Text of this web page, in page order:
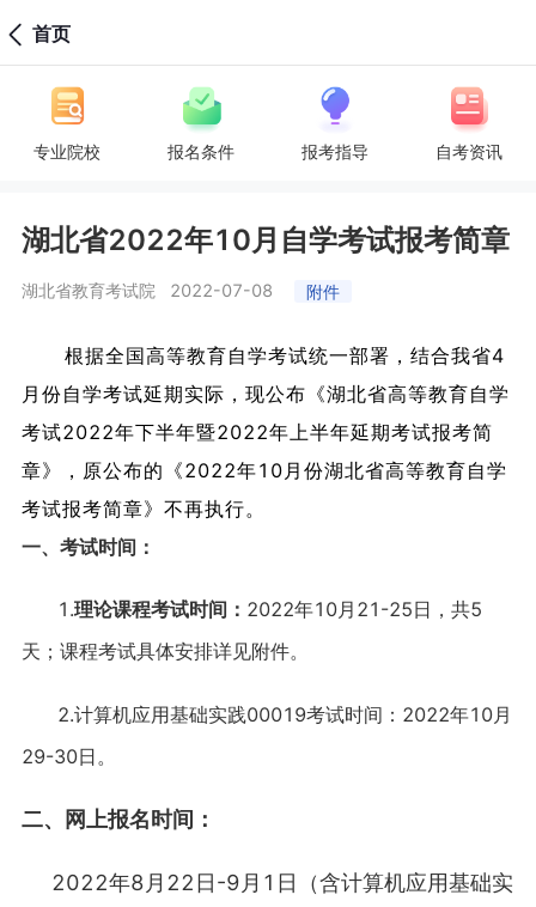
首页
专业院校 报名条件 报考指导 自考资讯
湖北省2022年10月自学考试报考简章
湖北省教育考试院 2022-07-08 附件
根据全国高等教育自学考试统一部署，结合我省4
月份自学考试延期实际，现公布《湖北省高等教育自学
考试2022年下半年暨2022年上半年延期考试报考简
章》，原公布的《2022年10月份湖北省高等教育自学
考试报考简章》不再执行。
一、考试时间：
1.理论课程考试时间： 2022年10月21-25日，共5
天；课程考试具体安排详见附件。
2.计算机应用基础实践00019考试时间：2022年10月
29-30日。
二、网上报名时间：
2022年8月22日-9月1日（含计算机应用基础实